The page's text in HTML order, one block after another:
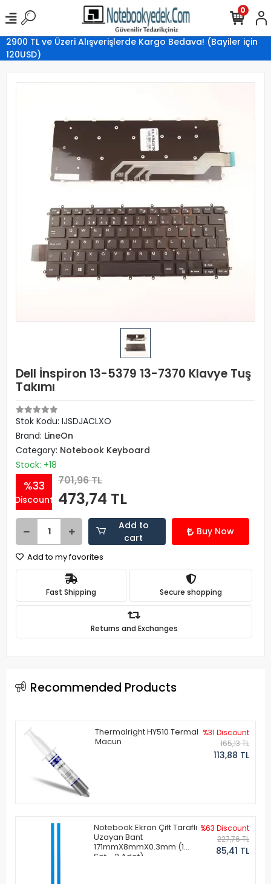
2900 TL ve Üzeri Alışverişlerde Kargo Bedava! (Bayiler için
120USD)
0
Dell İnspiron 13-5379 13-7370 Klavye Tuş
Takımı
Stok Kodu: IJSDJACLXO
Brand: LineOn
Category: Notebook Keyboard
Stock: +18
%33
Discount
701,96 TL
473,74 TL
Add to
cart
Buy Now
Add to my favorites
Fast Shipping Secure shopping
Returns and Exchanges
Recommended Products
Thermalright HY510 Termal
Macun
%31 Discount
165,13 TL
113,88 TL
Notebook Ekran Çift Taraflı
Uzayan Bant
171mmX8mmX0.3mm (1
Set - 2 Adet)
%63 Discount
227,76 TL
85,41 TL